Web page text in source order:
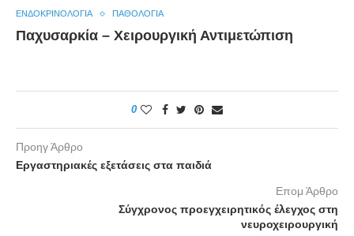
ΕΝΔΟΚΡΙΝΟΛΟΓΊΑ ΠΑΘΟΛΟΓΊΑ
Παχυσαρκία – Χειρουργική Αντιμετώπιση
0
Προηγ Άρθρο
Εργαστηριακές εξετάσεις στα παιδιά
Επομ Άρθρο
Σύγχρονος προεγχειρητικός έλεγχος στη
νευροχειρουργική